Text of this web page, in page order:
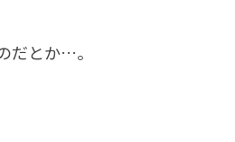
だとか…。